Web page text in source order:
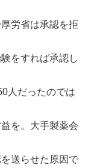
労省は承認を拒
をすれば承認し
人だったのでは
を。大手製薬会
送らせた原因で